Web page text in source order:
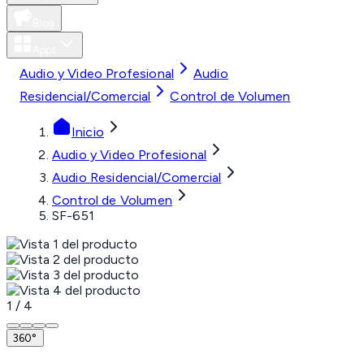
Audio y Video Profesional
Audio
Residencial/Comercial
Control de Volumen
Inicio
Audio y Video Profesional
Audio Residencial/Comercial
Control de Volumen
SF-651
1 / 4
360°